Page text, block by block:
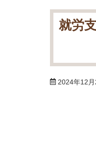
就労
2024年12月